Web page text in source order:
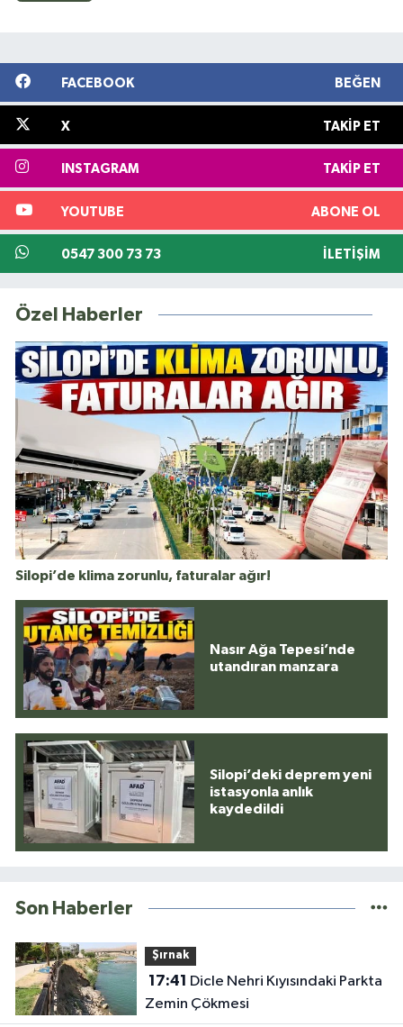
FACEBOOK BEĞEN
X TAKIP ET
INSTAGRAM TAKIP ET
YOUTUBE ABONE OL
0547 300 73 73 İLETIŞIM
Özel Haberler
Silopi’de klima zorunlu, faturalar ağır!
Nasır Ağa Tepesi’nde
utandıran manzara
Silopi’deki deprem yeni
istasyonla anlık
kaydedildi
Son Haberler
Şırnak
17:41
Zemin Çökmesi